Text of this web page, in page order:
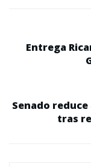
Entrega
Senado reduce
tras